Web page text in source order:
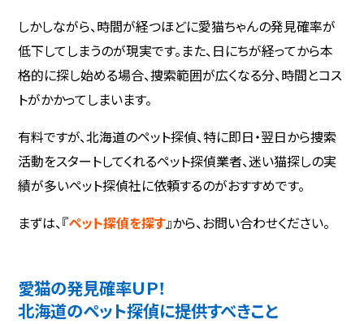
しかしながら、時間が経つほどに愛猫ちゃんの発見確率が
低下してしまうのが現実です。また、日にちが経ってから本
格的に探し始める場合、捜索範囲が広くなる分、時間とコス
トがかかってしまいます。
有料ですが、北海道のペット探偵、特に即日・翌日から捜索
活動をスタートしてくれるペット探偵業者、迷い猫探しの実
績が多いペット探偵社に依頼するのがおすすめです。
まずは、『ペット探偵を探す』から、お問い合わせください。
愛猫の発見確率ＵＰ！
北海道のペット探偵に提供すべきこと